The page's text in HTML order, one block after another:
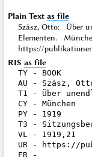
Plain Text as file
Szász, Otto: Über
Elementen.
https://
RIS as file
TY - BOOK
AU - Szász,
T1 - Über
CY - München
PY - 1919
T3 -
VL - 1919,21
UR - https://